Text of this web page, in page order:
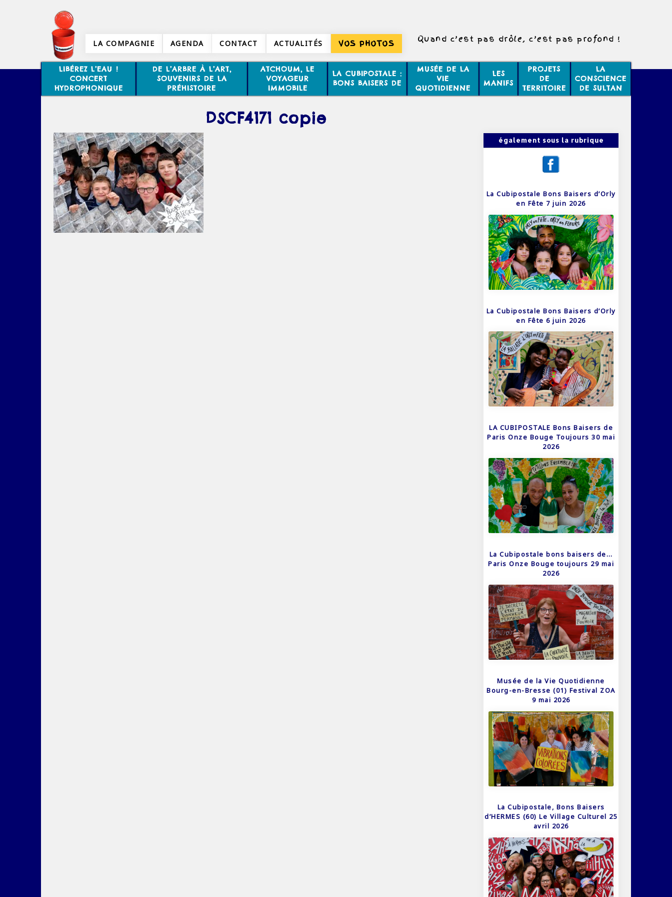
LA COMPAGNIE AGENDA CONTACT ACTUALITÉS VOS PHOTOS Quand c’est pas drôle, c’est pas profond !
LIBÉREZ L’EAU !
CONCERT
HYDROPHONIQUE
DE L’ARBRE À L’ART,
SOUVENIRS DE LA
PRÉHISTOIRE
ATCHOUM, LE
VOYAGEUR
IMMOBILE
LA CUBIPOSTALE :
BONS BAISERS DE
MUSÉE DE LA
VIE
QUOTIDIENNE
LES
MANIFS
PROJETS
DE
TERRITOIRE
LA
CONSCIENCE
DE SULTAN
DSCF4171 copie
également sous la rubrique
La Cubipostale Bons Baisers d’Orly
en Fête 7 juin 2026
La Cubipostale Bons Baisers d’Orly
en Fête 6 juin 2026
LA CUBIPOSTALE Bons Baisers de
Paris Onze Bouge Toujours 30 mai
2026
La Cubipostale bons baisers de…
Paris Onze Bouge toujours 29 mai
2026
Musée de la Vie Quotidienne
Bourg-en-Bresse (01) Festival ZOA
9 mai 2026
La Cubipostale, Bons Baisers
d’HERMES (60) Le Village Culturel 25
avril 2026